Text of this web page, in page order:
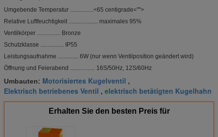
Umgebende Temperatur ................<65 centigrade="">
Relative Luftfeuchtigkeit .................... maximales 95%
Ventilkörper ................ Bronze
Schutzklasse ................ IP55
Leistungsaufnahme .............. 6W (nur wenn Ventilposition geändert wird)
Öffnung und Feierabend ................. 16S/50Hz, 12S/60Hz
Umbauten: Motorisiertes Kugelventil ,
Elektrisch betriebenes Ventil , elektrisch betätigten Kugelhahn
Erhalten Sie den besten Preis für